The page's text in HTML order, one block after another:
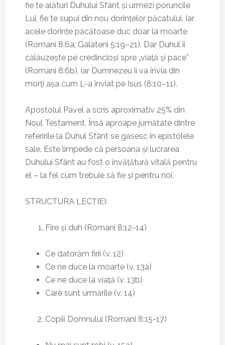
fie te alături Duhului Sfânt și urmezi poruncile
Lui, fie te supui din nou dorințelor păcatului. Iar
acele dorințe păcătoase duc doar la moarte
(Romani 8:6a; Galateni 5:19–21). Dar Duhul îi
călăuzește pe credincioși spre „viață și pace”
(Romani 8:6b), iar Dumnezeu îi va învia din
morți așa cum L-a înviat pe Isus (8:10–11).
Apostolul Pavel a scris aproximativ 25% din
Noul Testament. Însă aproape jumătate dintre
referirile la Duhul Sfânt se găsesc în epistolele
sale. Este limpede că persoana și lucrarea
Duhului Sfânt au fost o învățătură vitală pentru
el – la fel cum trebuie să fie și pentru noi.
STRUCTURA LECȚIEI:
Fire și duh (Romani 8:12-14)
Ce datorăm firii (v. 12)
Ce ne duce la moarte (v. 13a)
Ce ne duce la viață (v. 13b)
Care sunt urmările (v. 14)
Copiii Domnului (Romani 8:15-17)